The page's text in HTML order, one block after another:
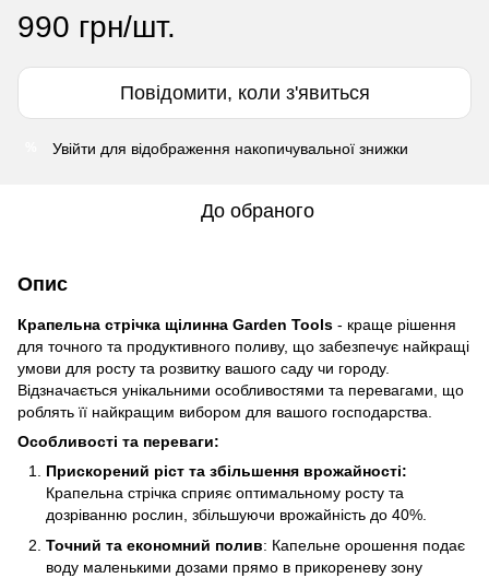
990 грн/шт.
Повідомити, коли з'явиться
Увійти для відображення накопичувальної знижки
До обраного
Опис
Крапельна стрічка щілинна Garden Tools - краще рішення
для точного та продуктивного поливу, що забезпечує найкращі
умови для росту та розвитку вашого саду чи городу.
Відзначається унікальними особливостями та перевагами, що
роблять її найкращим вибором для вашого господарства.
Особливості та переваги:
Прискорений ріст та збільшення врожайності:
Крапельна стрічка сприяє оптимальному росту та
дозріванню рослин, збільшуючи врожайність до 40%.
Точний та економний полив: Капельне орошення подає
воду маленькими дозами прямо в прикореневу зону